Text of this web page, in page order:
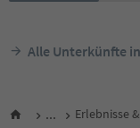
Alle Unterkünfte
... Erlebnisse